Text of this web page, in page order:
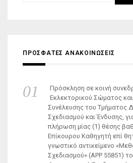
ΠΡΟΣΦΑΤΕΣ ΑΝΑΚΟΙΝΩΣΕΙΣ
Πρόσκληση σε κοινή
Εκλεκτορικού Σώματος
Συνέλευσης του Τμήματος
Σχεδιασμού και Ένδυσης,
πλήρωση μίας (1) θέσης
Επίκουρου Καθηγητή επί
γνωστικό αντικείμενο
Σχεδιασμού» (ΑΡΡ 55851)